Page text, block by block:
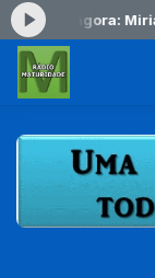
agora: